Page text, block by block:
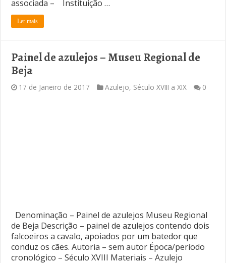
associada – Instituição …
Ler mais
Painel de azulejos – Museu Regional de
Beja
17 de Janeiro de 2017 Azulejo, Século XVIII a XIX 0
Denominação – Painel de azulejos Museu Regional
de Beja Descrição – painel de azulejos contendo dois
falcoeiros a cavalo, apoiados por um batedor que
conduz os cães. Autoria – sem autor Época/período
cronológico – Século XVIII Materiais – Azulejo